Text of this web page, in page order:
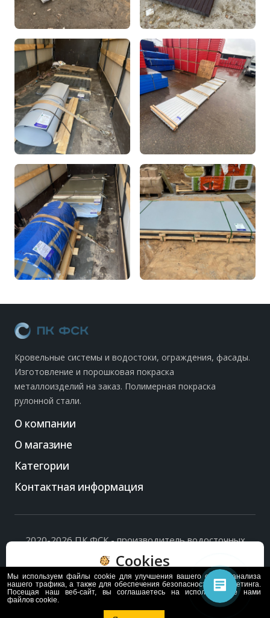
Кровельные системы и водостоки, ограждения, фасады.
Изготовление и порошковая покраска
металлоизделий на заказ. Полимерная покраска
рулонной стали.
О компании
О магазине
Категории
Контактная информация
2020-2026 ПК ФСК - производитель водосточных
Политика обработки персональных данных
на их обработку.
Cookies
Пользуясь сайтом, вы соглашаетесь с политикой
обработки и хранения данных Cookie
Мы используем файлы cookie для улучшения вашего опыта, анализа
нашего трафика, а также для обеспечения безопасности и маркетинга.
Посещая наш веб-сайт, вы соглашаетесь на использование нами
файлов cookie.